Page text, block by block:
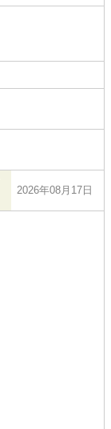
2026年08月17日